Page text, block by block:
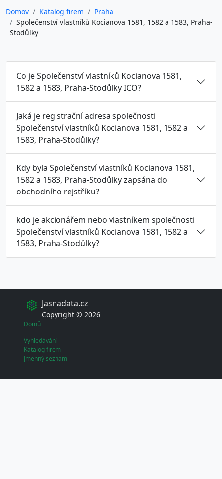
Domov
Katalog firem
Praha
Společenství vlastníků Kocianova 1581, 1582 a 1583, Praha-
Stodůlky
Co je Společenství vlastníků Kocianova 1581,
1582 a 1583, Praha-Stodůlky ICO?
Jaká je registrační adresa společnosti
Společenství vlastníků Kocianova 1581, 1582 a
1583, Praha-Stodůlky?
Kdy byla Společenství vlastníků Kocianova 1581,
1582 a 1583, Praha-Stodůlky zapsána do
obchodního rejstříku?
kdo je akcionářem nebo vlastníkem společnosti
Společenství vlastníků Kocianova 1581, 1582 a
1583, Praha-Stodůlky?
Jasnadata.cz
Copyright © 2026
Domů
Vyhledávání
Katalog firem
Jmenný seznam